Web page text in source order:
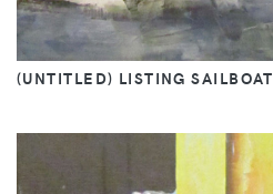
(UNTITLED) LISTING SAILBOAT